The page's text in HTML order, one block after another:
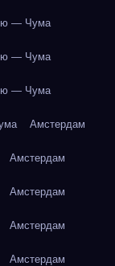
— Чума
— Чума
— Чума
Амстердам
Амстердам
Амстердам
Амстердам
Амстердам